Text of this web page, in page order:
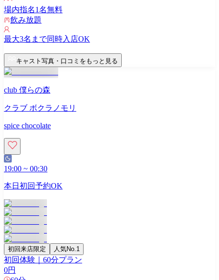
場内指名1名無料
飲み放題
最大3名まで同時入店OK
キャスト写真・口コミをもっと見る
club 僕らの森
クラブ ボクラノモリ
spice chocolate
19:00 ~ 00:30
本日初回予約OK
初回来店限定 人気No.1
初回体験｜60分プラン
0円